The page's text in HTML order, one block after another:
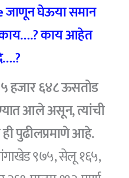
घेऊया समान
काय….? काय आहेत
हजार ६४८ ऊसतोड
आले असून, त्यांची
पुढीलप्रमाणे आहे.
९७५, सेलू १६५,